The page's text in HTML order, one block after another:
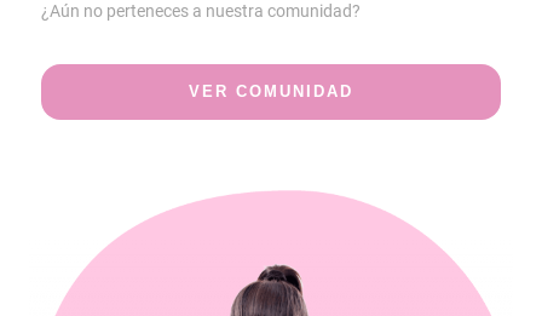
¿Aún no perteneces a nuestra comunidad?
VER COMUNIDAD